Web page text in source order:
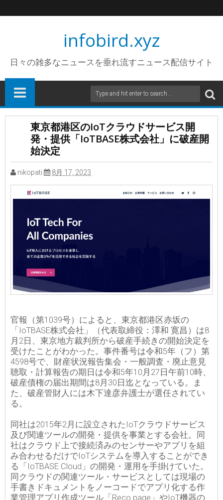
infobird.xyz
日々の雑多なニュースを垂れ流すニュース配信サイト
東京都港区のIoTクラウドサービス開
発・提供「IoTBASE株式会社」に破産開
始決定
nikopati 8月 17, 2023
官報（第1039号）によると、東京都港区赤坂の
「IoTBASE株式会社」（代表取締役：澤和 寛昌）は8
月2日、東京地方裁判所から破産手続きの開始決定を
受けたことがわかった。事件番号は令和5年（フ）第
4598号で、財産状況報告集会・一般調査・廃止意見
聴取・計算報告の期日は令和5年10月27日午前10時、
破産債権の届出期間は8月30日迄となっている。ま
た、破産管財人には木下達彦弁護士が選任されてい
る。
同社は2015年2月に設立されたIoTクラウドサービス
及び関連ツールの開発・提供を事業とする会社。同
社はクラウド上で接続済みのセンサーやアプリを組
み合わせるだけでIoTシステムを導入することができ
る「IoTBASE Cloud」の開発・運用を手掛けていた。
同クラウドの関連ツール・サービスとしては現場の
手書きドキュメントをノーコードでアプリ化する作
業管理アプリ作成ツール「Reco page」やIoT機器の